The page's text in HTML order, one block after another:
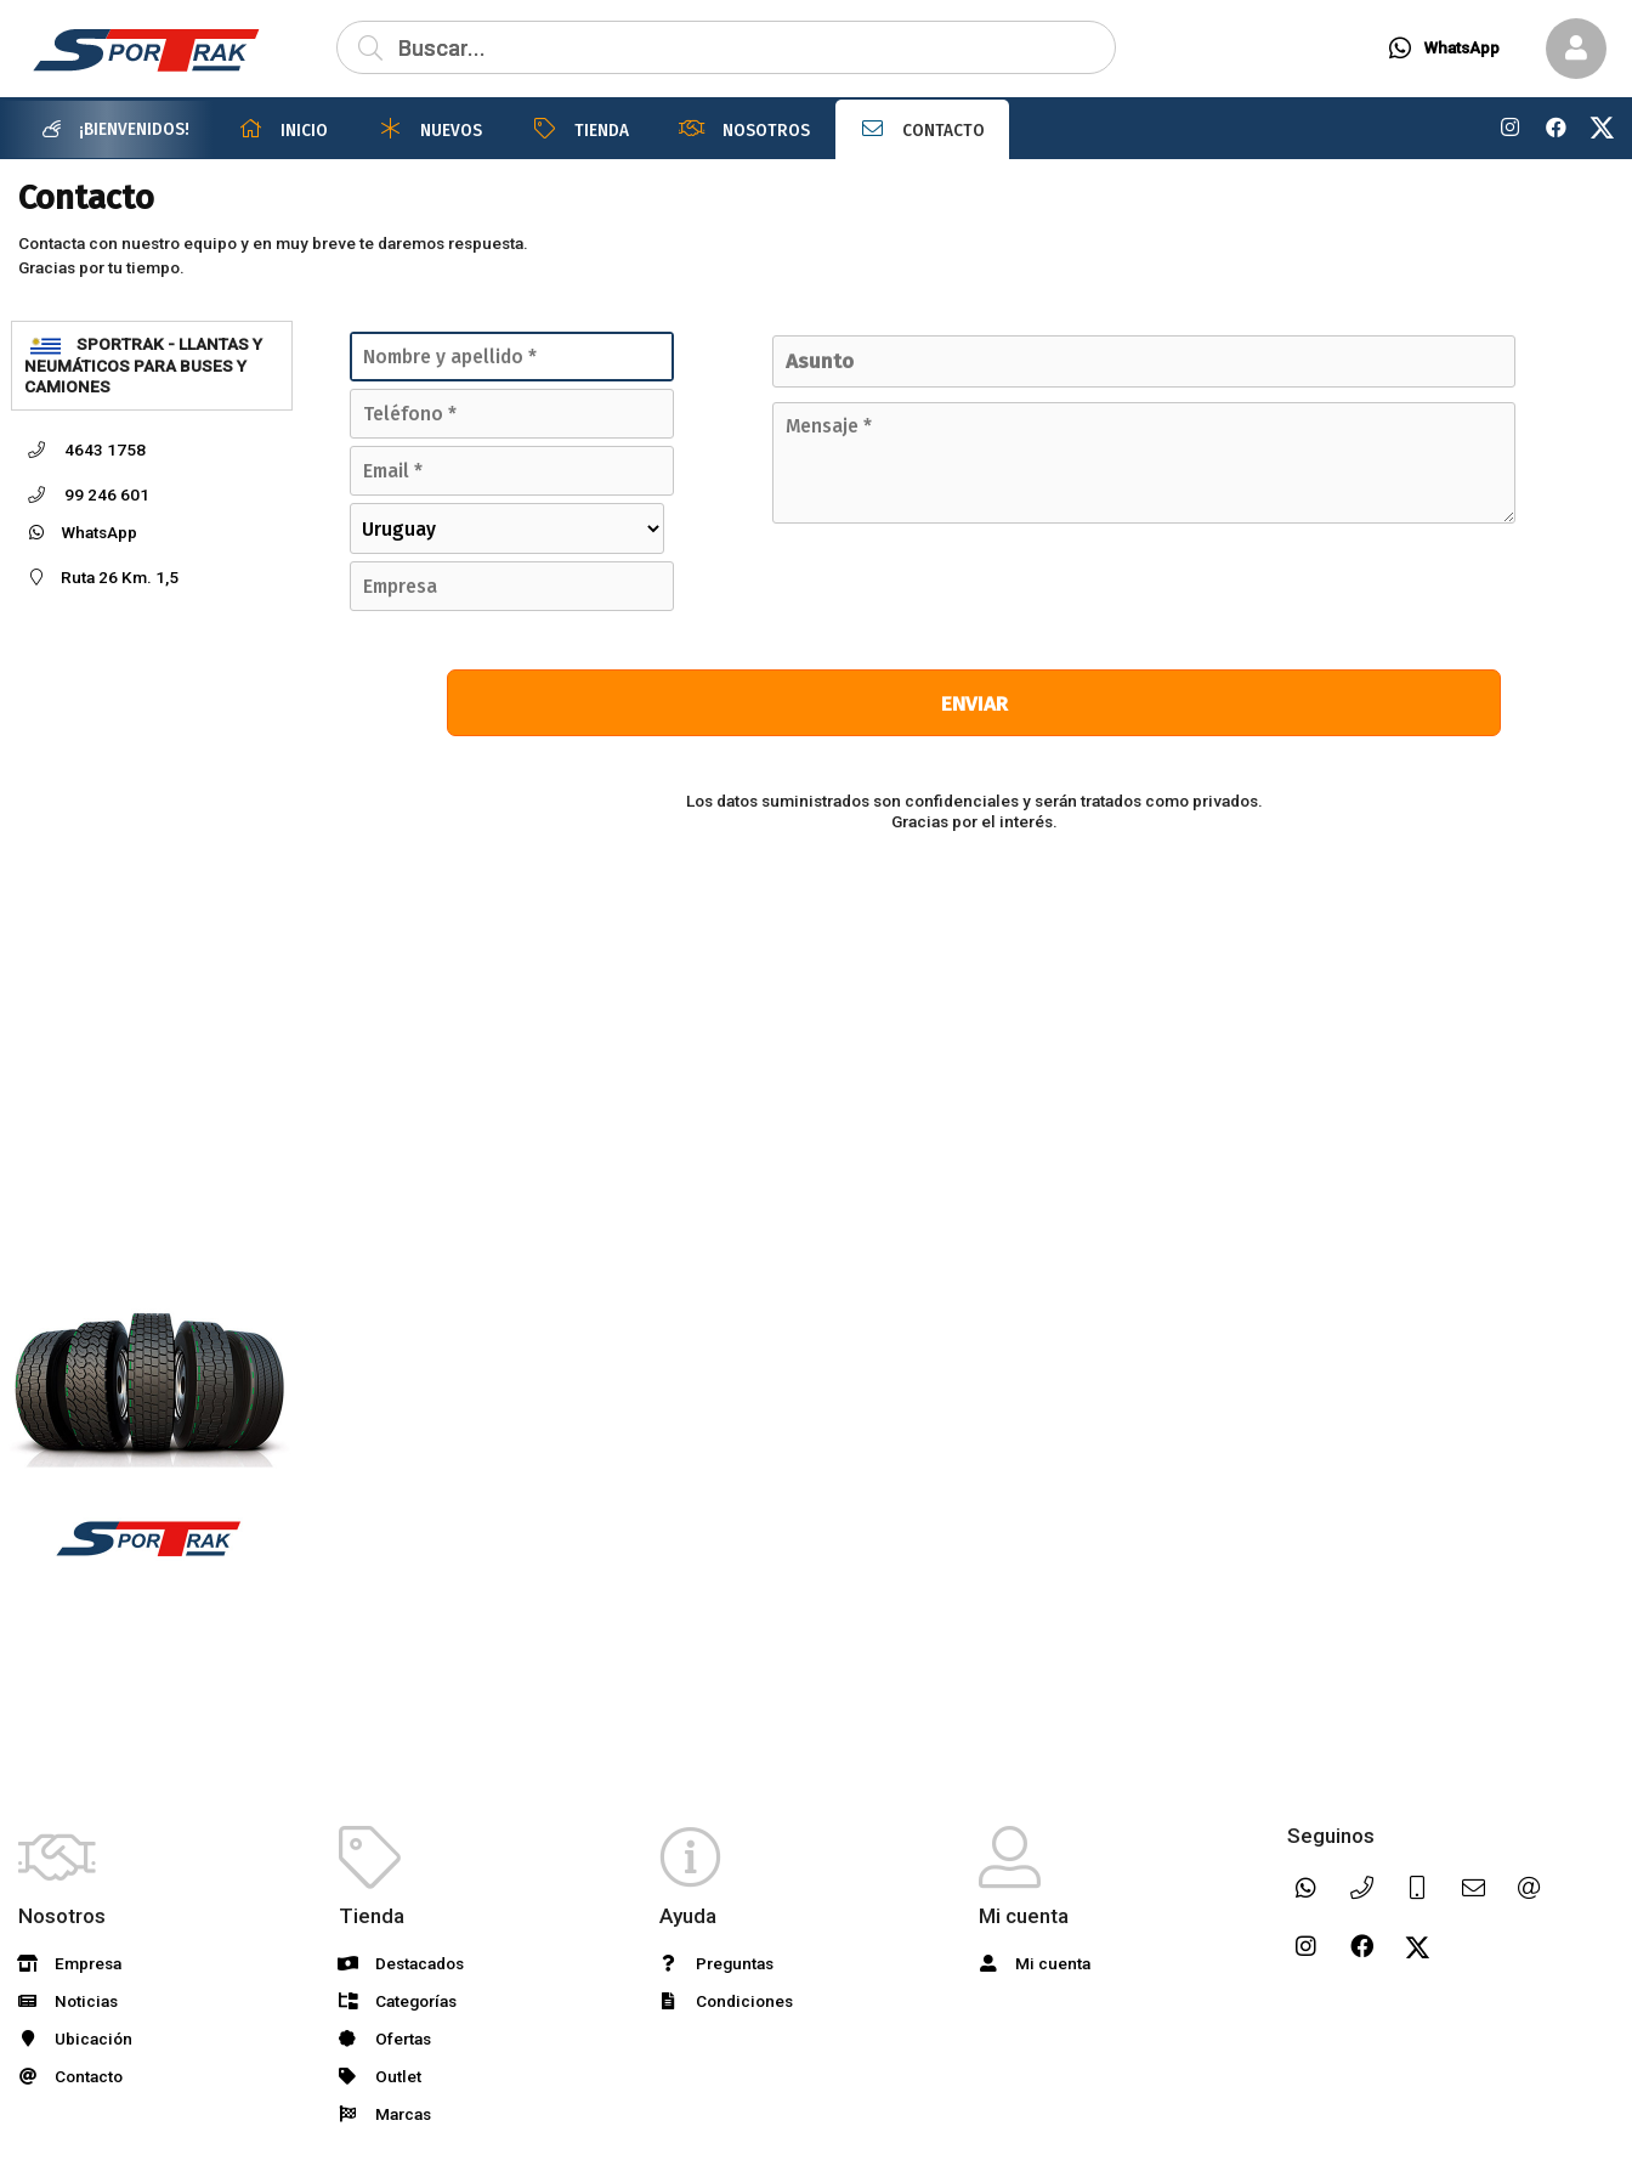
WhatsApp
¡BIENVENIDOS! INICIO NUEVOS TIENDA NOSOTROS CONTACTO
Contacto
Contacta con nuestro equipo y en muy breve te daremos respuesta.
Gracias por tu tiempo.
SPORTRAK - LLANTAS Y
NEUMÁTICOS PARA BUSES Y
CAMIONES
4643 1758
99 246 601
WhatsApp
Ruta 26 Km. 1,5
ENVIAR
Los datos suministrados son confidenciales y serán tratados como privados.
Gracias por el interés.
Nosotros
Empresa
Noticias
Ubicación
Contacto
Tienda
Destacados
Categorías
Ofertas
Outlet
Marcas
Ayuda
Preguntas
Condiciones
Mi cuenta
Mi cuenta
Seguinos